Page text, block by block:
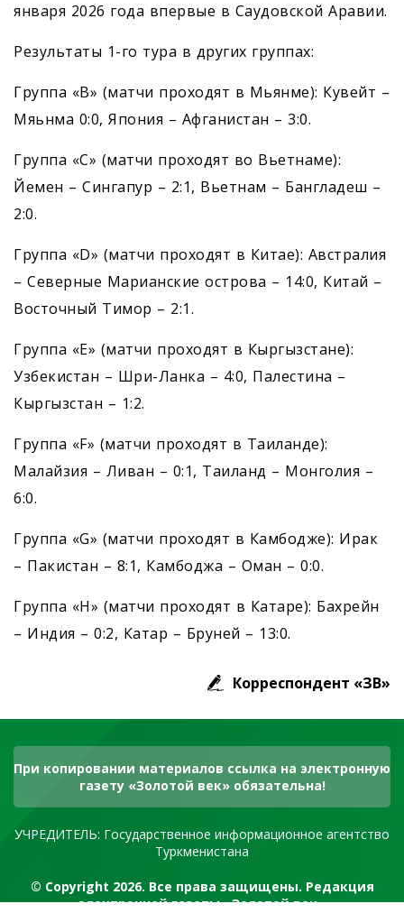
января 2026 года впервые в Саудовской Аравии.
Результаты 1-го тура в других группах:
Группа «В» (матчи проходят в Мьянме): Кувейт –
Мяьнма 0:0, Япония – Афганистан – 3:0.
Группа «С» (матчи проходят во Вьетнаме):
Йемен – Сингапур – 2:1, Вьетнам – Бангладеш –
2:0.
Группа «D» (матчи проходят в Китае): Австралия
– Северные Марианские острова – 14:0, Китай –
Восточный Тимор – 2:1.
Группа «Е» (матчи проходят в Кыргызстане):
Узбекистан – Шри-Ланка – 4:0, Палестина –
Кыргызстан – 1:2.
Группа «F» (матчи проходят в Таиланде):
Малайзия – Ливан – 0:1, Таиланд – Монголия –
6:0.
Группа «G» (матчи проходят в Камбодже): Ирак
– Пакистан – 8:1, Камбоджа – Оман – 0:0.
Группа «H» (матчи проходят в Катаре): Бахрейн
– Индия – 0:2, Катар – Бруней – 13:0.
Корреспондент «ЗВ»
При копировании материалов ссылка на электронную
газету «Золотой век» обязательна!
УЧРЕДИТЕЛЬ: Государственное информационное агентство
Туркменистана
© Copyright 2026. Все права защищены. Редакция
электронной газеты «Золотой век»